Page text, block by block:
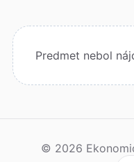
Predmet nebol
© 2026